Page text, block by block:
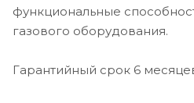
функциональные
газового оборудования.
Гарантийный срок 6